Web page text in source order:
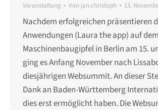
Veranstaltung Von jan.christoph 13.
Nachdem erfolgreichen präsentieren
Anwendungen (Laura the app) auf
Maschinenbaugipfel in Berlin am 15.
ging es Anfang November nach
diesjährigen Websummit. An dieser
Dank an Baden-Württemberg
dies erst ermöglicht haben. Die